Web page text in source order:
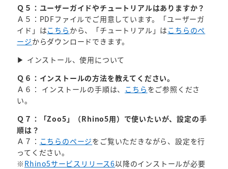
Ｑ５：ユーザーガイドやチュートリアルはありますか？
Ａ５：PDFファイルでご用意しています。「ユーザーガ
イド」はこちら から、「チュートリアル」は こちらのペ
ージからダウンロードできます。
▶ インストール、使用について
Ｑ６：インストールの方法を教えてください。
Ａ６： インストールの手順は、 こちら をご参照くださ
い。
Ｑ７：「Zoo5」（Rhino5用）で使いたいが、設定の手
順は？
Ａ７： こちらのページをご覧いただきながら、設定を行
ってください。
※ Rhino5サービスリリース6以降のインストールが必要